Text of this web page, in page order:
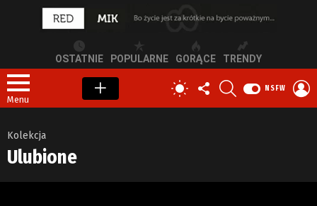
OSTATNIE POPULARNE GORĄCE TRENDY
Menu
PRZEŁĄCZ
SKÓRKĘ
OBSERWUJ
NAS
NSFW
Kolekcja
Ulubione